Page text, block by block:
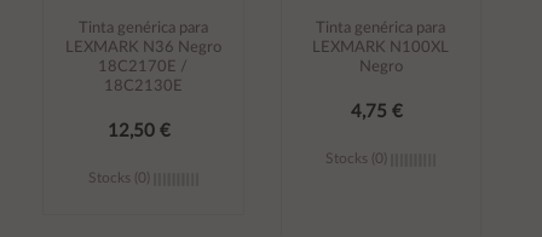
Tinta genérica para
LEXMARK N36 Negro
18C2170E /
18C2130E
12,50 €
Stocks (0)
Tinta genérica para
LEXMARK N100XL
Negro
4,75 €
Stocks (0)